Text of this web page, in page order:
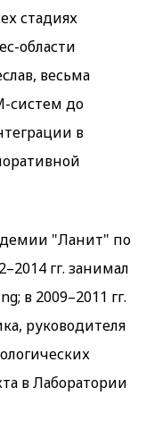
стадиях
области
весьма
систем до
в
"Ланит" по
гг. занимал
в 2009–2011 гг.
руководителя
в Лаборатории